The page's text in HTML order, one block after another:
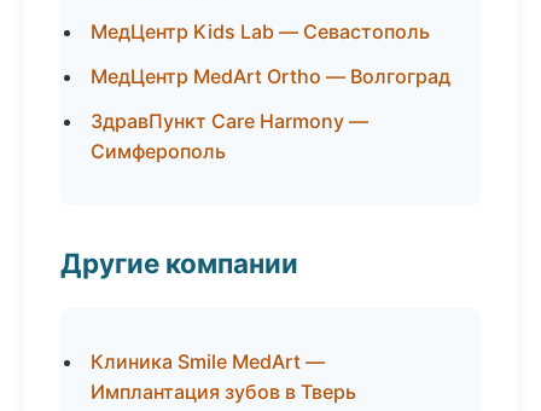
МедЦентр Kids Lab — Севастополь
МедЦентр MedArt Ortho — Волгоград
ЗдравПункт Care Harmony —
Симферополь
Другие компании
Клиника Smile MedArt —
Имплантация зубов в Тверь